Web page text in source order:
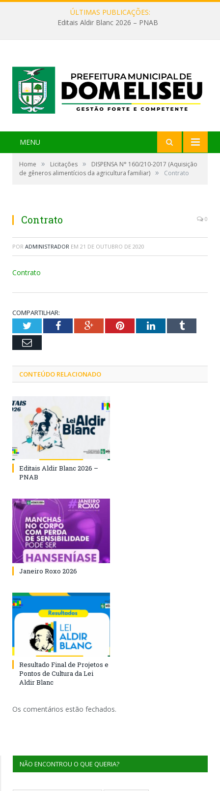
ÚLTIMAS PUBLICAÇÕES:
Editais Aldir Blanc 2026 – PNAB
MENU
Home » Licitações »
DISPENSA N° 160/210-2017 (Aquisição
de gêneros alimentícios da agricultura familiar) » Contrato
Contrato 0
POR ADMINISTRADOR EM 21 DE OUTUBRO DE 2020
Contrato
COMPARTILHAR:
TwitterFacebookGoogle+PinterestLinkedInTumblr
Email
CONTEÚDO RELACIONADO
Editais Aldir Blanc 2026 –
PNAB
Janeiro Roxo 2026
Resultado Final de Projetos e
Pontos de Cultura da Lei
Aldir Blanc
Os comentários estão fechados.
NÃO ENCONTROU O QUE QUERIA?